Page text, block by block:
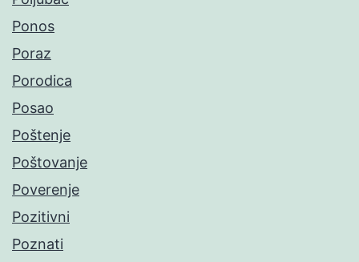
Ponos
Poraz
Porodica
Posao
Poštenje
Poštovanje
Poverenje
Pozitivni
Poznati